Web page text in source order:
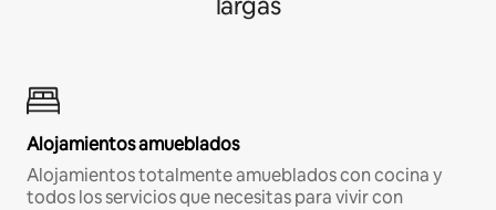
Alojamientos amueblados
Alojamientos totalmente amueblados con cocina y
todos los servicios que necesitas para vivir con